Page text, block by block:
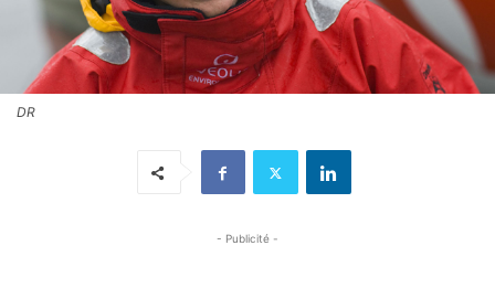
DR
- Publicité -